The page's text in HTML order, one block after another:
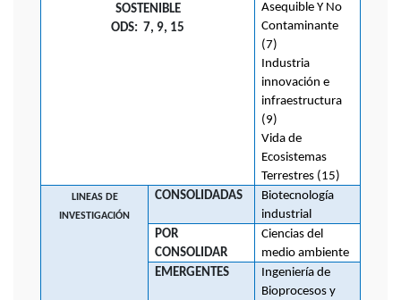
SOSTENIBLE
ODS: 7, 9, 15
Asequible Y No
Contaminante
(7)
Industria
innovación e
infraestructura
(9)
Vida de
Ecosistemas
Terrestres (15)
LINEAS DE
INVESTIGACIÓN
CONSOLIDADAS
Biotecnología
industrial
POR
CONSOLIDAR
Ciencias del
medio ambiente
EMERGENTES
Ingeniería de
Bioprocesos y